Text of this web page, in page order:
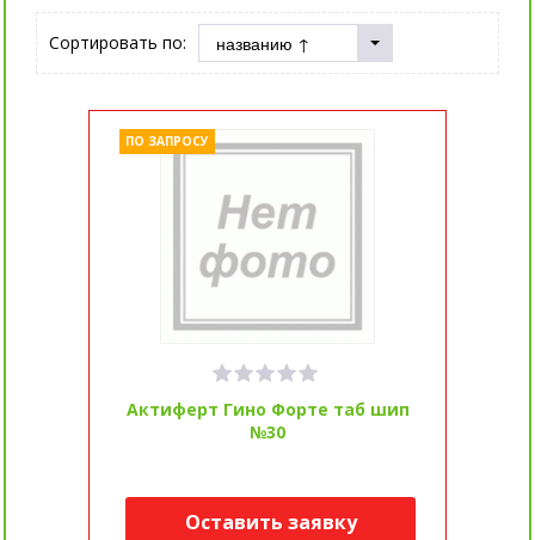
Сортировать по:
Актиферт Гино Форте таб шип
№30
ПО ЗАПРОСУ
Оставить заявку